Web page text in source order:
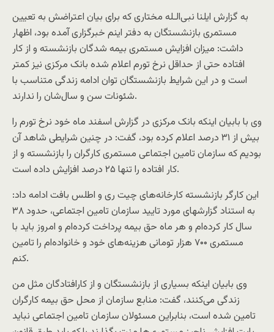
به گزارش ايلنا نبی‌الـله مختاری كه برای بیان اعتراضش به تعیین
مستمری بازنشستگان به دفتر اينم خبرگزاری آمده بود، اظهار
داشت: میزان افزایش مستمری بیمه شدگان بازنشسته و از کار
افتاده حتی از حداقل نرخ تورم اعلام شده بانک مرکزی نیز کمتر
است و در این شرایط بازنشستگان توان ادامه زندگی متناسب با
شئونات سن و سال‌شان را ندارند.
وی با بابیان اینکه بانک مرکزی در گزارش اسفند ماه خود نرخ تورم را
بیش از ۳۱ درصد اعلام کرده بود، گفت: در چنین شرایطی شاهد آن
بودیم که سازمان تامین اجتماعی مستمری کارگران را بازنشسته و از
کار افتاده را تنها ۲۵ درصد افزایش داده است.
این کارگر بازنشسته كارخانه‌های چیت ری و اطلس بافت ادامه داد:
به استناد گزارشهای مورد تایید سازمان تامین اجتماعی، حدود ۳۸
سال كار كرده‌ام و هر ماه حق بیمه پرداخت كرده‌ام و امروز باید با
مستمری ۷۰۰ هزار تومانی هزینه‌های خود و خانواده‌ام را تامین
کنم.
وی بابیان اینکه بسیاری از بازنشستگان و از کارافتادگان مثل من
زندگی می‌کنند، گفت: منابع سازمان از محل حق بیمه کارگران
تامین شده است، بنابراین مسئولان سازمان تامین اجتماعی نباید